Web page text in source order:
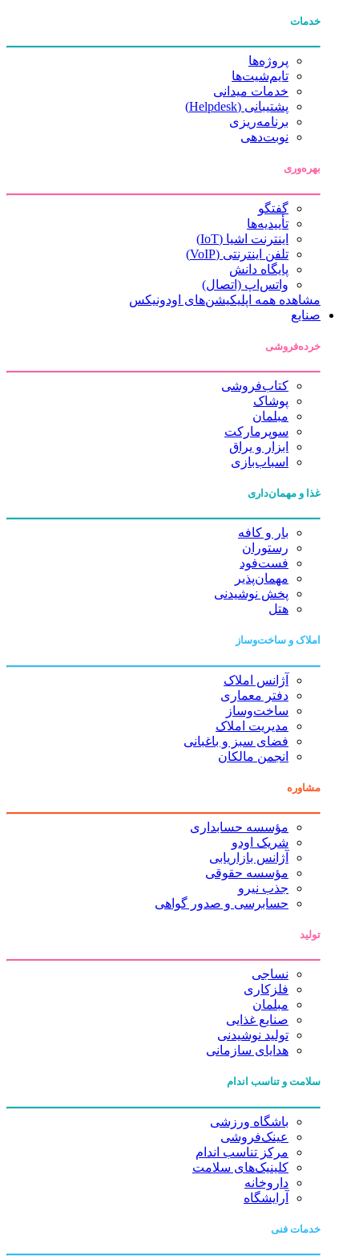
خدمات
پروژه‌ها
تایم‌شیت‌ها
خدمات میدانی
پشتیبانی (Helpdesk)
برنامه‌ریزی
نوبت‌دهی
بهره‌وری
گفتگو
تأییدیه‌ها
اینترنت اشیا (IoT)
تلفن اینترنتی (VoIP)
پایگاه دانش
واتس‌اپ (اتصال)
مشاهده همه اپلیکیشن‌های اودونیکس
صنایع
خرده‌فروشی
کتاب‌فروشی
پوشاک
مبلمان
سوپرمارکت
ابزار و یراق
اسباب‌بازی
غذا و مهمان‌داری
بار و کافه
رستوران
فست‌فود
مهمان‌پذیر
پخش نوشیدنی
هتل
املاک و ساخت‌وساز
آژانس املاک
دفتر معماری
ساخت‌وساز
مدیریت املاک
فضای سبز و باغبانی
انجمن مالکان
مشاوره
مؤسسه حسابداری
شریک اودو
آژانس بازاریابی
مؤسسه حقوقی
جذب نیرو
حسابرسی و صدور گواهی
تولید
نساجی
فلزکاری
مبلمان
صنایع غذایی
تولید نوشیدنی
هدایای سازمانی
سلامت و تناسب اندام
باشگاه ورزشی
عینک‌فروشی
مرکز تناسب اندام
کلینیک‌های سلامت
داروخانه
آرایشگاه
خدمات فنی